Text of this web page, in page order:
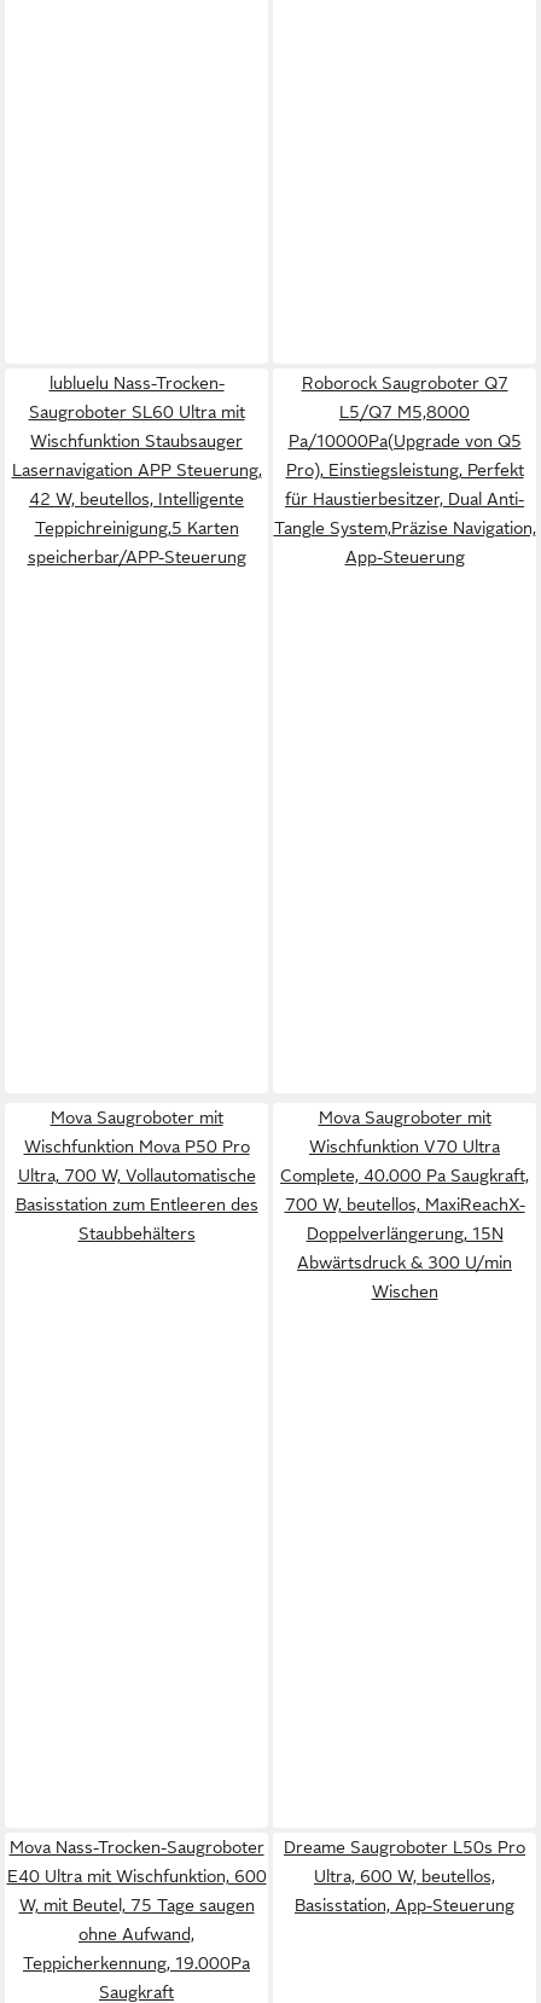
lubluelu Nass-Trocken-
Saugroboter SL60 Ultra mit
Wischfunktion Staubsauger
Lasernavigation APP Steuerung,
42 W, beutellos, Intelligente
Teppichreinigung,5 Karten
speicherbar/APP-Steuerung
Roborock Saugroboter Q7
L5/Q7 M5,8000
Pa/10000Pa(Upgrade von Q5
Pro), Einstiegsleistung, Perfekt
für Haustierbesitzer, Dual Anti-
Tangle System,Präzise Navigation,
App-Steuerung
Mova Saugroboter mit
Wischfunktion Mova P50 Pro
Ultra, 700 W, Vollautomatische
Basisstation zum Entleeren des
Staubbehälters
Mova Saugroboter mit
Wischfunktion V70 Ultra
Complete, 40.000 Pa Saugkraft,
700 W, beutellos, MaxiReachX-
Doppelverlängerung, 15N
Abwärtsdruck & 300 U/min
Wischen
Mova Nass-Trocken-Saugroboter
E40 Ultra mit Wischfunktion, 600
W, mit Beutel, 75 Tage saugen
ohne Aufwand,
Teppicherkennung, 19.000Pa
Saugkraft
Dreame Saugroboter L50s Pro
Ultra, 600 W, beutellos,
Basisstation, App-Steuerung